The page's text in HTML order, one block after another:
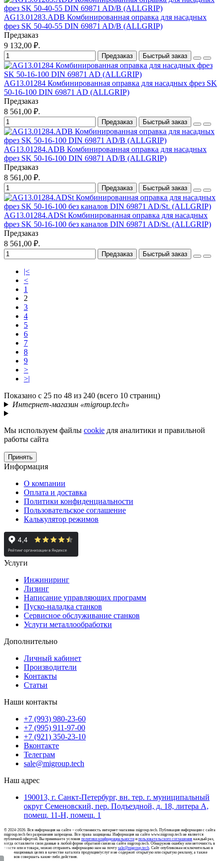
AG13.01283.ADB Комбинированная оправка для насадных
фрез SK 50-40-55 DIN 69871 AD/B (ALLGRIP)
Предзаказ
9 132,00 ₽.
Предзаказ Быстрый заказ
AG13.01284 Комбинированная оправка для насадных фрез SK
50-16-100 DIN 69871 AD (ALLGRIP)
Предзаказ
8 561,00 ₽.
Предзаказ Быстрый заказ
AG13.01284.ADB Комбинированная оправка для насадных
фрез SK 50-16-100 DIN 69871 AD/B (ALLGRIP)
Предзаказ
8 561,00 ₽.
Предзаказ Быстрый заказ
AG13.01284.ADSt Комбинированная оправка для насадных
фрез SK 50-16-100 без каналов DIN 69871 AD/St. (ALLGRIP)
Предзаказ
8 561,00 ₽.
Предзаказ Быстрый заказ
|<
<
1
2
3
4
5
6
7
8
9
>
>|
Показано с 25 по 48 из 240 (всего 10 страниц)
Интернет-магазин «migroup.tech»
Мы используем файлы cookie для аналитики и правильной
работы сайта
Принять
Информация
О компании
Оплата и доставка
Политики конфиденциальности
Пользовательское соглашение
Калькулятор режимов
Услуги
Инжиниринг
Лизинг
Написание управляющих программ
Пуско-наладка станков
Сервисное обслуживание станков
Услуги металлообработки
Дополнительно
Личный кабинет
Производители
Контакты
Статьи
Наши контакты
+7 (993) 980-23-60
+7 (995) 911-97-00
+7 (921) 350-23-10
Вконтакте
Телеграм
sale@migroup.tech
Наш адрес
190013, г. Санкт-Петербург, вн. тер. г. муниципальный
округ Семеновский, пер. Подъездной, д. 18, литера А,
помещ. 11-Н, помещ. 1
© 2024-2026. Вся информация на сайте – собственность интернет-магазина migroup.tech. Публикация информации с сайта
migroup.tech без разрешения запрещена. Все права защищены. Информация на сайте www.migroup.tech не является
публичной офертой. Вы принимаете условия политики конфиденциальности и пользовательского соглашения каждый раз,
когда оставляете свои данные в любой форме обратной связи на сайте migroup.tech. Обнаружив ошибку или неточность в
тексте или и товара, можно отправить информацию нам на почту sale@migroup.tech. Сайт опубликован исключительно в
информационных целях в качестве каталога продукции/услуг и не содержит открытую или скрытую рекламу, а также
призывов совершать какие-либо действия.